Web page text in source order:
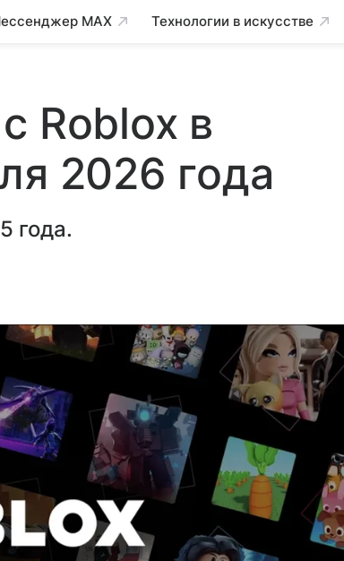
MAX Технологии в искусстве
Roblox в
2026 года
года.